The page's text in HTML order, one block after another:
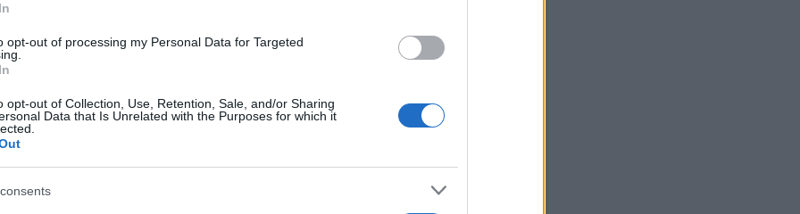
opt-out of processing my Personal Data for Targeted
opt-out of Collection, Use, Retention, Sale, and/or Sharing
Data that Is Unrelated with the Purposes for which it